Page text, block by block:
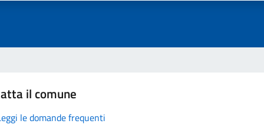
il comune
le domande frequenti